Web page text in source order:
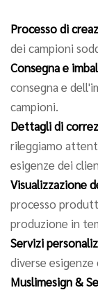
Processo di
dei campioni
Consegna e
consegna e
campioni.
Dettagli di
rileggiamo
esigenze dei
Visualizzazione
processo
produzione in
Servizi
diverse
Muslimesign &